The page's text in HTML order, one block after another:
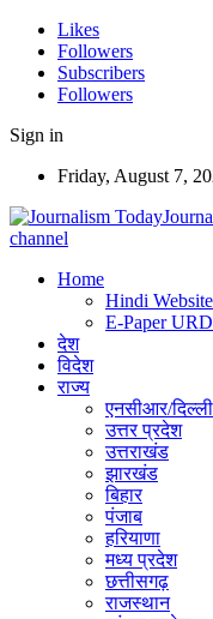
Likes
Followers
Subscribers
Followers
Sign in
Friday, August 7,
channel
Home
Hindi Website
E-Paper
देश
विदेश
राज्य
एनसीआर/दिल्ली
उत्तर प्रदेश
उत्तराखंड
झारखंड
बिहार
पंजाब
हरियाणा
मध्य प्रदेश
छत्तीसगढ़
राजस्थान